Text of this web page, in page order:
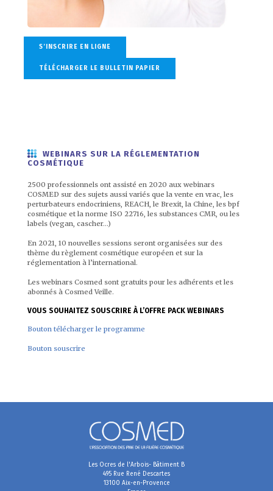
S’INSCRIRE EN LIGNE
TÉLÉCHARGER LE BULLETIN PAPIER
WEBINARS SUR LA RÉGLEMENTATION
COSMÉTIQUE
2500 professionnels ont assisté en 2020 aux webinars
COSMED sur des sujets aussi variés que la vente en vrac, les
perturbateurs endocriniens, REACH, le Brexit, la Chine, les bpf
cosmétique et la norme ISO 22716, les substances CMR, ou les
labels (vegan, cascher…)
En 2021, 10 nouvelles sessions seront organisées sur des
thème du règlement cosmétique européen et sur la
réglementation à l’international.
Les webinars Cosmed sont gratuits pour les adhérents et les
abonnés à Cosmed Veille.
VOUS SOUHAITEZ SOUSCRIRE À L’OFFRE PACK WEBINARS
Bouton télécharger le programme
Bouton souscrire
Les Ocres de l'Arbois- Bâtiment B
495 Rue René Descartes
13100 Aix-en-Provence